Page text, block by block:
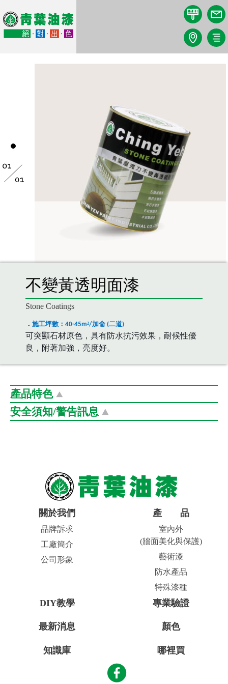
關於我們
DIY教學
最新消息
知識庫
專業驗證
顏色
不變黃透明面漆
Stone Coatings
． 施工坪數： 40-45m²/加侖 (二道)
可突顯石材原色，具有防水抗污效果，耐候性優
良，附著加強，亮度好。
產品特色
舉凡一般室內外牆壁與抿石子及石材保護。
可突顯石材原色，具有防水抗污效果，耐候性優良，附著
安全須知/警告訊息
揮發性有機物，造成呼吸道刺激。
3.塗料若不小心噴濺到皮膚、眼、鼻、口，應立即用乾淨
布沾溶劑擦拭，並視情況就醫。
4.不可將漆料倒入排水溝或下水道，以免影響水中生態環
警告訊息
1.置容器於通風良好的地方。
2.遠離引燃品-嚴禁煙火、禁止抽煙。
5.應穿戴適當的防護器具。
6.依廢棄物清理法相關法規規定辦理。
7.應變時應位於上風處，以二氧化碳、化學乾粉、酒精泡
沫等滅火器滅火。
關於我們
品牌訴求
工廠簡介
公司形象
產品
室內外
(牆面美化與保護)
藝術漆
防水產品
特殊漆種
DIY教學
最新消息
知識庫
專業驗證
顏色
哪裡買